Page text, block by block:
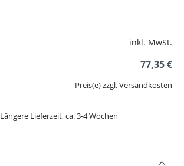
inkl. MwSt.
77,35 €
Längere Lieferzeit, ca. 3-4 Wochen
Preis(e) zzgl. Versandkosten